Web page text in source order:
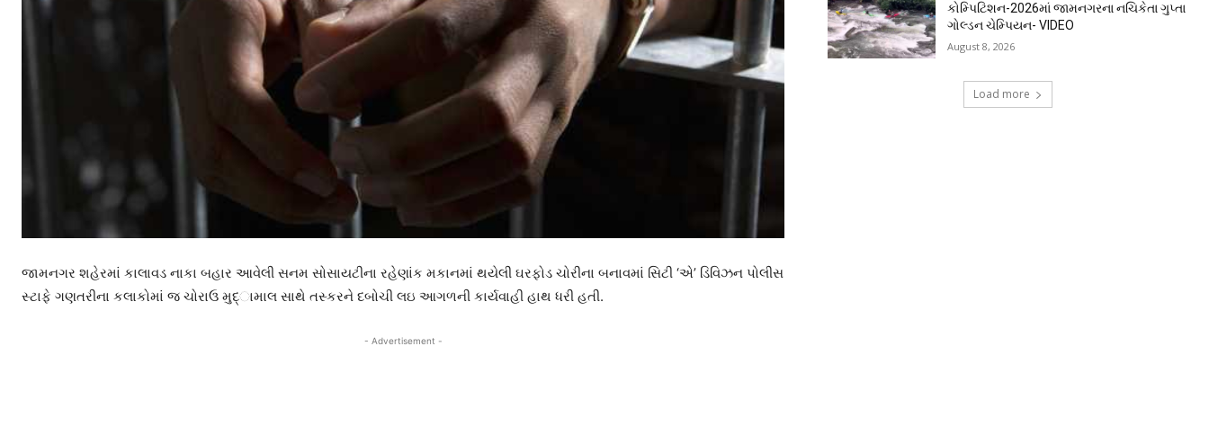
જામનગર શહેરમાં કાલાવડ નાકા બહાર આવેલી સનમ સોસાયટીના રહેણાંક મકાનમાં થયેલી ઘરફોડ ચોરીના બનાવમાં સિટી ‘એ’ ડિવિઝન પોલીસ
સ્ટાફે ગણતરીના કલાકોમાં જ ચોરાઉ મુદ્ામાલ સાથે તસ્કરને દબોચી લઇ આગળની કાર્યવાહી હાથ ધરી હતી.
- Advertisement -
કોમ્પિટિશન-2026માં જામનગરના નચિકેતા ગુપ્તા
ગોલ્ડન ચેમ્પિયન- VIDEO
August 8, 2026
Load more